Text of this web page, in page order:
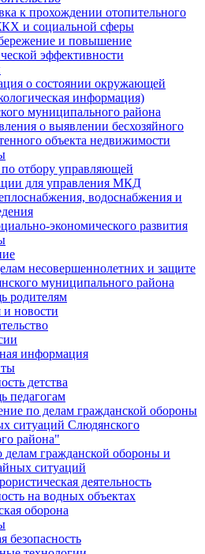
к прохождении отопительного
и социальной сферы
и повышение
эффективности
о состоянии окружающей
информация)
муниципального района
о выявлении бесхозяйного
объекта недвижимости
отбору управляющей
для управления МКД
водоснабжения и
экономического развития
несовершеннолетних и защите
муниципального района
родителям
новости
информация
детства
педагогам
по делам гражданской обороны
ситуаций Слюдянского
района"
делам гражданской обороны и
ситуаций
деятельность
на водных объектах
оборона
безопасность